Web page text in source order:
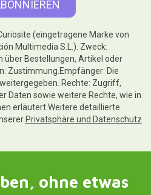
(eingetragene Marke von
Multimedia S.L.). Zweck:
Bestellungen, Artikel oder
Zustimmung.Empfänger: Die
Rechte: Zugriff,
Daten sowie weitere Rechte, wie in
erläutert.Weitere detaillierte
Privatsphäre und Datenschutz
ohne etwas